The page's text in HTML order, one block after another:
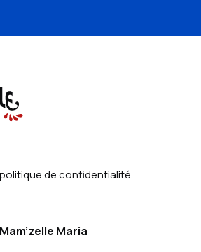
de confidentialité
Maria